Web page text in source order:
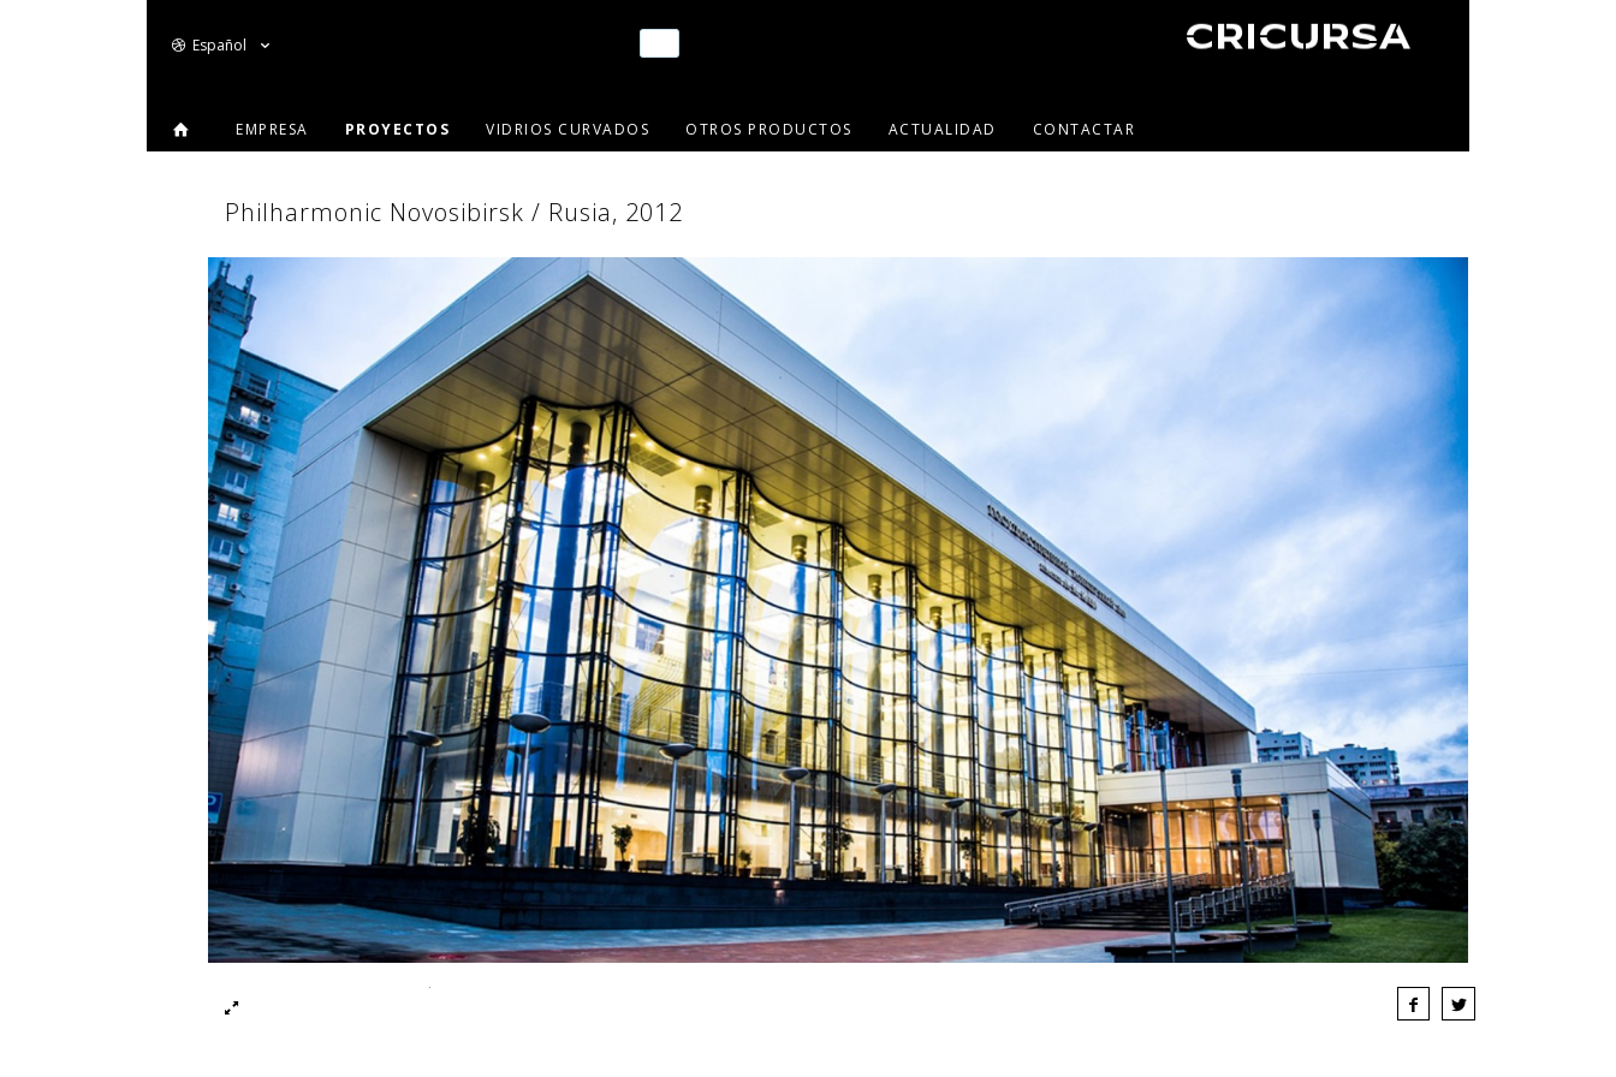
Español
EMPRESA PROYECTOS VIDRIOS CURVADOS OTROS PRODUCTOS ACTUALIDAD CONTACTAR
Philharmonic Novosibirsk / Rusia, 2012